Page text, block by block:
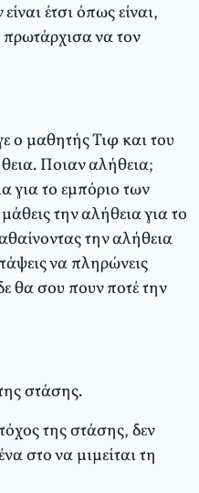
έτσι όπως είναι,
πρωτάρχισα να τον
ο μαθητής Τιφ και του
Ποιαν αλήθεια;
για το εμπόριο των
την αλήθεια για το
την αλήθεια
να πληρώνεις
θα σου πουν ποτέ την
στάσης.
της στάσης, δεν
στο να μιμείται τη